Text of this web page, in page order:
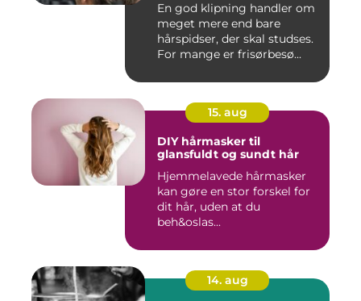
En god klipning handler om
meget mere end bare
hårspidser, der skal studses.
For mange er frisørbesø...
15. aug
DIY hårmasker til
glansfuldt og sundt hår
Hjemmelavede hårmasker
kan gøre en stor forskel for
dit hår, uden at du
beh&oslas...
14. aug